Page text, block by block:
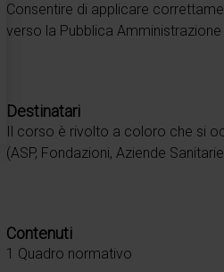
Consentire di applicare
verso la Pubblica Amministrazione
Destinatari
Il corso è rivolto a coloro che si
(ASP, Fondazioni, Aziende
Contenuti
1 Quadro normativo